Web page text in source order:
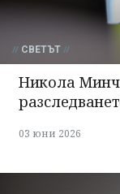
СВЕТЪТ
Никола
03 юни 2026